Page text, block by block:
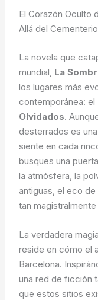
El Corazón Oculto
Allá del
La novela que
mundial, La
los lugares más
contemporánea: el
Olvidados.
desterrados es
siente en cada
busques una
la atmósfera, la
antiguas, el eco
tan
La verdadera
reside en cómo el
Barcelona.
una red de ficción
que estos sitios